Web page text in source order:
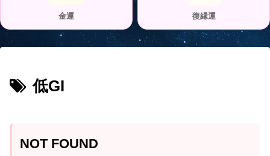
金運 復縁運
低GI
NOT FOUND